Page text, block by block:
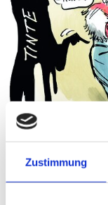
Zustimmung